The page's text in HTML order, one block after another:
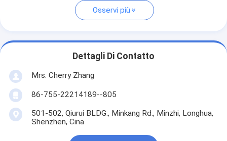
Osservi più
Dettagli Di Contatto
Mrs. Cherry Zhang
86-755-22214189--805
501-502, Qiurui BLDG., Minkang Rd., Minzhi, Longhua,
Shenzhen, Cina